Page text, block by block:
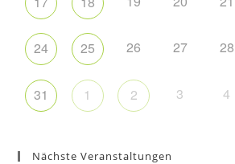
24 25 26 27 28
31 1 2 3 4
Nächste Veranstaltungen